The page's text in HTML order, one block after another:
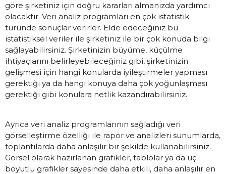
göre şirketiniz için doğru kararları almanızda yardımcı
olacaktır. Veri analiz programları en çok istatistik
türünde sonuçlar verirler. Elde edeceğiniz bu
istatistiksel veriler ile şirketiniz ile bir çok konuda bilgi
sağlayabilirsiniz. Şirketinizin büyüme, küçülme
ihtiyaçlarını belirleyebileceğiniz gibi, şirketinizin
gelişmesi için hangi konularda iyileştirmeler yapması
gerektiği ya da hangi konuya daha çok yoğunlaşması
gerektiği gibi konulara netlik kazandırabilirsiniz.
Ayrıca veri analiz programlarının sağladığı veri
görselleştirme özelliği ile rapor ve analizleri sunumlarda,
toplantılarda daha anlaşılır bir şekilde kullanabilirsiniz.
Görsel olarak hazırlanan grafikler, tablolar ya da üç
boyutlu grafikler sayesinde daha etkili, daha anlaşılır en